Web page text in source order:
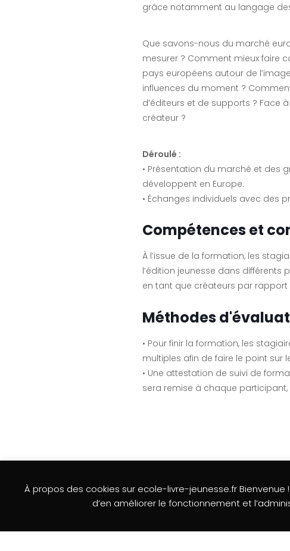
À propos des cookies sur ecole-livre-jeunesse.fr
d’en améliorer le fonctionnement et
grâce notamment au langage
Que savons-nous du marché
mesurer ? Comment mieux faire
pays européens autour de
influences du moment ?
d’éditeurs et de supports ? Face
créateur ?
Déroulé :
• Présentation du marché et des
développent en Europe.
• Échanges individuels avec des
Compétences et
À l’issue de la formation, les
l’édition jeunesse dans différents
en tant que créateurs par
Méthodes
• Pour finir la formation, les
multiples afin de faire le point sur
• Une attestation de suivi de
sera remise à chaque
L’association Mentions légales Formulaire de